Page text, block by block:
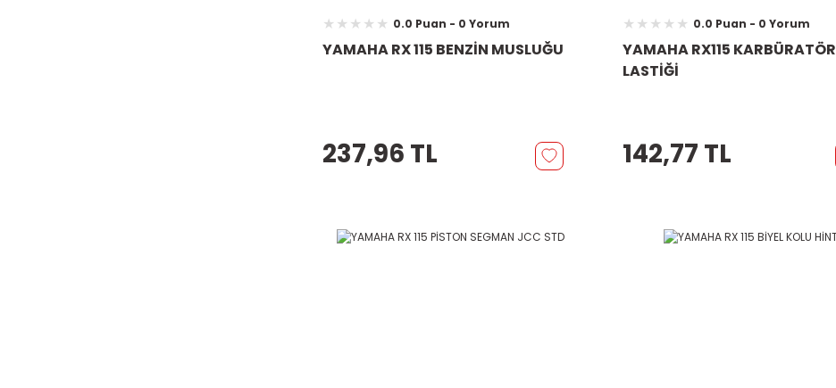
0.0 Puan - 0 Yorum
YAMAHA RX 115 BENZİN MUSLUĞU
237,96 TL
0.0 Puan - 0 Yorum
YAMAHA RX115 KARBÜRATÖR
LASTİĞİ
142,77 TL